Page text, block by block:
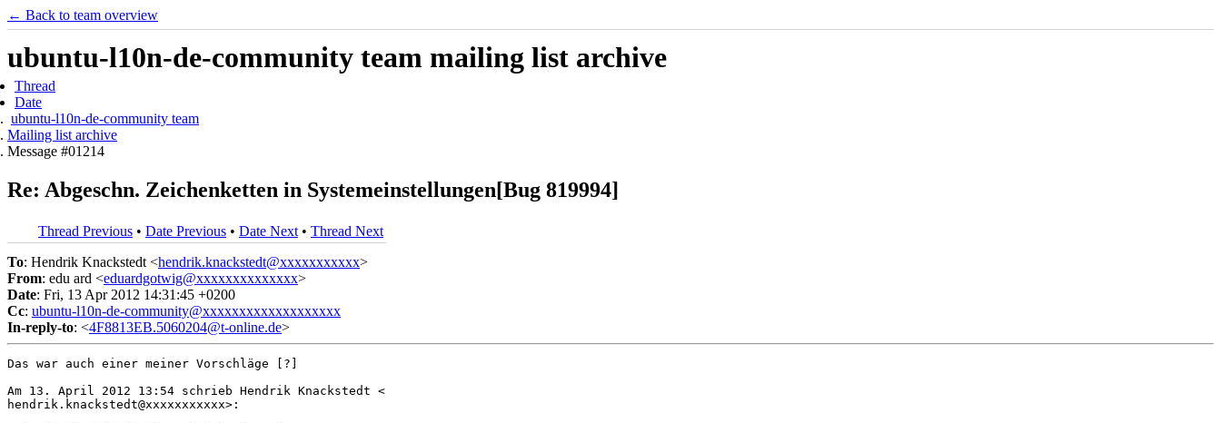
← Back to team overview
ubuntu-l10n-de-community team mailing list archive
Thread
Date
ubuntu-l10n-de-community team
Mailing list archive
Message #01214
Re: Abgeschn. Zeichenketten in Systemeinstellungen[Bug 819994]
Thread Previous • Date Previous • Date Next • Thread Next
To: Hendrik Knackstedt <hendrik.knackstedt@xxxxxxxxxxx>
From: edu ard <eduardgotwig@xxxxxxxxxxxxxx>
Date: Fri, 13 Apr 2012 14:31:45 +0200
Cc: ubuntu-l10n-de-community@xxxxxxxxxxxxxxxxxxx
In-reply-to: <4F8813EB.5060204@t-online.de>
Das war auch einer meiner Vorschläge [?]
Am 13. April 2012 13:54 schrieb Hendrik Knackstedt <
hendrik.knackstedt@xxxxxxxxxxx>: